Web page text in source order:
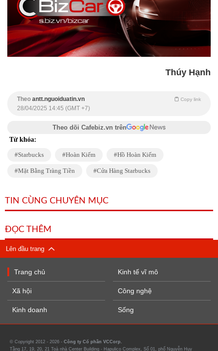
Thúy Hạnh
Theo antt.nguoiduatin.vn Copy link
28/04/2025 14:45 (GMT +7)
Theo dõi Cafebiz.vn trên
Từ khóa:
Starbucks Hoàn Kiếm Hồ Hoàn Kiếm
Mặt Bằng Tràng Tiền Cửa Hàng Starbucks
TIN CÙNG CHUYÊN MỤC
ĐỌC THÊM
Lên đầu trang
Trang chủ
Xã hội
Kinh doanh
Kinh tế vĩ mô
Công nghệ
Sống
© Copyright 2012 - 2026 - Công ty Cổ phần VCCorp.
Tầng 17, 19, 20, 21 Toà nhà Center Building - Hapulico Complex, Số 01, phố Nguyễn Huy